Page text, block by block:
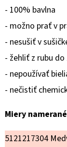
- 100% bavlna
- možno prať v
- nesušiť v
- žehliť z rubu do
- nepoužívať
- nečistiť
Miery
5121217304
RUKÁVOM
TOY
PUDEL
€18,90